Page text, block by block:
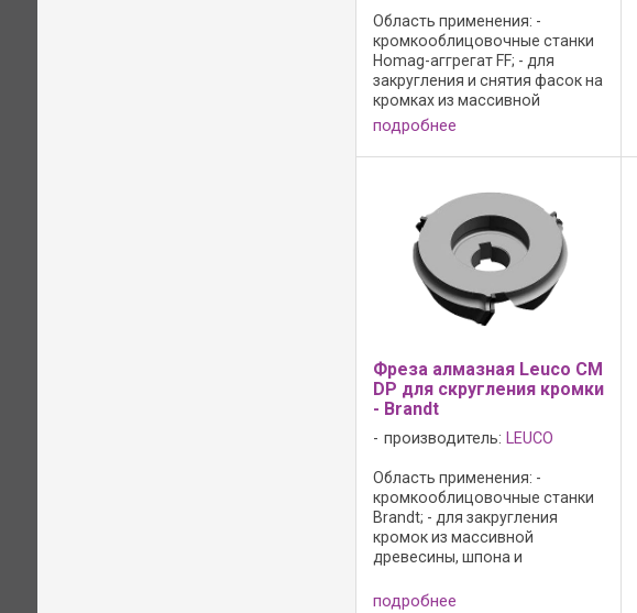
Область применения: -
кромкооблицовочные станки
Homag-аггрегат FF; - для
закругления и снятия фасок на
кромках из массивной
древесины, шпона и
синтетических материалов;
Исполнение: - полированная
сверхчистовая обработка ...
подробнее
Фреза алмазная Leuco CM
DP для скругления кромки
- Brandt
производитель: LEUCO
Область применения: -
кромкооблицовочные станки
Brandt; - для закругления
кромок из массивной
древесины, шпона и
Исполнение: - с осевым углом;
подробнее